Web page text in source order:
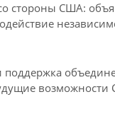
стороны США:
поддержка